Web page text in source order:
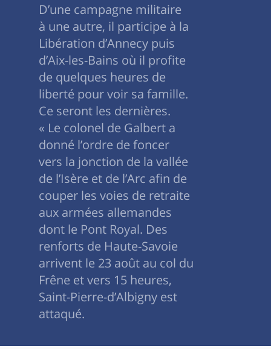
D’une campagne militaire
à une autre, il participe à la
Libération d’Annecy puis
d’Aix-les-Bains où il profite
de quelques heures de
liberté pour voir sa famille.
Ce seront les dernières.
« Le colonel de Galbert a
donné l’ordre de foncer
vers la jonction de la vallée
de l’Isère et de l’Arc afin de
couper les voies de retraite
aux armées allemandes
dont le Pont Royal. Des
renforts de Haute-Savoie
arrivent le 23 août au col du
Frêne et vers 15 heures,
Saint-Pierre-d’Albigny est
attaqué.